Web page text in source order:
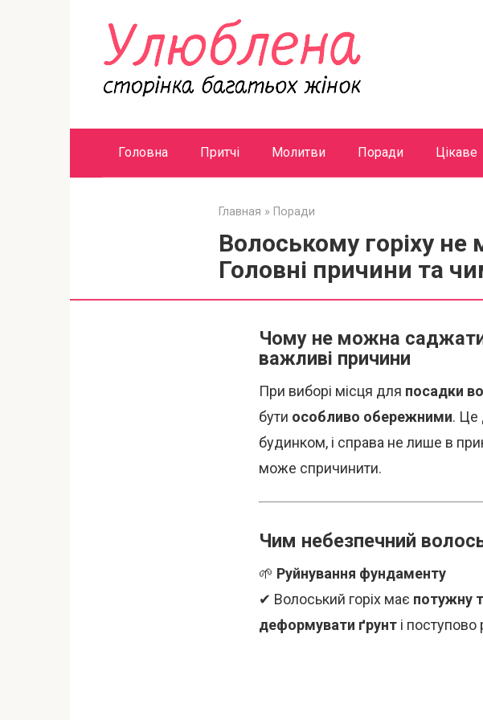
Головна Притчі Молитви Поради Цікаве
Главная » Поради
Волоському горіху не
Головні причини та
Чому не можна саджати
важливі причини
При виборі місця для посадки
бути особливо обережними. Це
будинком, і справа не лише в
може спричинити.
Чим небезпечний
🌱 Руйнування фундаменту
✔ Волоський горіх має потужну
деформувати ґрунт і